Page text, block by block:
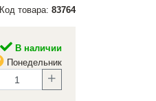
Код товара: 83764
В наличии
Понедельник